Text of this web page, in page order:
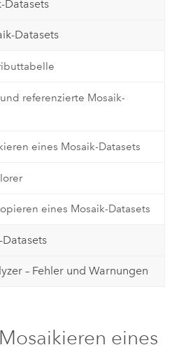
Datasets
Datasets
referenzierte Mosaik-
eines Mosaik-Datasets
eines Mosaik-Datasets
– Fehler und Warnungen
eines